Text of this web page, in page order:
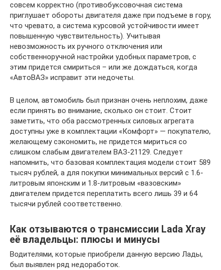
совсем корректно (противобуксовочная система
приглушает обороты двигателя даже при подъеме в гору,
что чревато, а система курсовой устойчивости имеет
повышенную чувствительность). Учитывая
невозможность их ручного отключения или
собственноручной настройки удобных параметров, с
этим придется смириться – или же дождаться, когда
«АвтоВАЗ» исправит эти недочеты.
В целом, автомобиль был признан очень неплохим, даже
если принять во внимание, сколько он стоит. Стоит
заметить, что оба рассмотренных силовых агрегата
доступны уже в комплектации «Комфорт» — покупателю,
желающему сэкономить, не придется мириться со
слишком слабым двигателем ВАЗ-21129. Следует
напомнить, что базовая комплектация модели стоит 589
тысяч рублей, а для покупки минимальных версий с 1.6-
литровым японским и 1.8-литровым «вазовским»
двигателем придется переплатить всего лишь 39 и 64
тысячи рублей соответственно.
Как отзываются о трансмиссии Lada Xray
её владельцы: плюсы и минусы
Водителями, которые приобрели данную версию Лады,
был выявлен ряд недоработок.